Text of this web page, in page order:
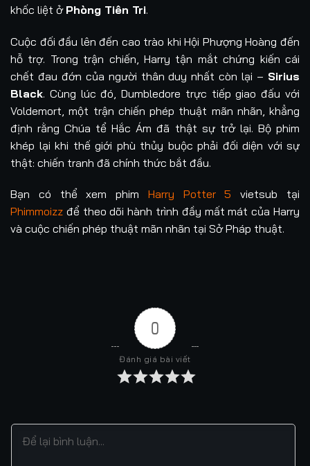
khốc liệt ở Phòng Tiên Tri.
Cuộc đối đầu lên đến cao trào khi Hội Phượng Hoàng đến
hỗ trợ. Trong trận chiến, Harry tận mắt chứng kiến cái
chết đau đớn của người thân duy nhất còn lại – Sirius
Black. Cùng lúc đó, Dumbledore trực tiếp giao đấu với
Voldemort, một trận chiến phép thuật mãn nhãn, khẳng
định rằng Chúa tể Hắc Ám đã thật sự trở lại. Bộ phim
khép lại khi thế giới phù thủy buộc phải đối diện với sự
thật: chiến tranh đã chính thức bắt đầu.
Bạn có thể xem phim Harry Potter 5 vietsub tại
Phimmoizz để theo dõi hành trình đầy mất mát của Harry
và cuộc chiến phép thuật mãn nhãn tại Sở Pháp thuật.
0
Đánh giá bài viết